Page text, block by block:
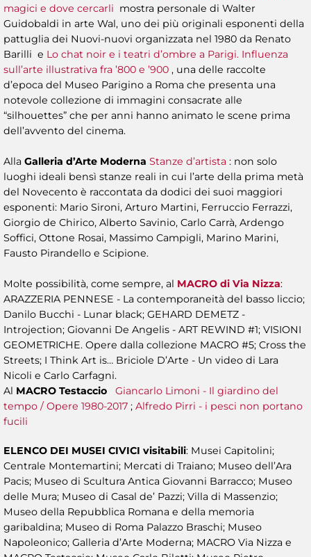
magici e dove cercarli mostra personale di Walter
Guidobaldi in arte Wal, uno dei più originali esponenti della
pattuglia dei Nuovi-nuovi organizzata nel 1980 da Renato
Barilli e Lo chat noir e i teatri d’ombre a Parigi. Influenza
sull’arte illustrativa fra ’800 e ’900 , una delle raccolte
d’epoca del Museo Parigino a Roma che presenta una
notevole collezione di immagini consacrate alle
“silhouettes” che per anni hanno animato le scene prima
dell’avvento del cinema.
Alla Galleria d’Arte Moderna Stanze d’artista : non solo
luoghi ideali bensì stanze reali in cui l’arte della prima metà
del Novecento è raccontata da dodici dei suoi maggiori
esponenti: Mario Sironi, Arturo Martini, Ferruccio Ferrazzi,
Giorgio de Chirico, Alberto Savinio, Carlo Carrà, Ardengo
Soffici, Ottone Rosai, Massimo Campigli, Marino Marini,
Fausto Pirandello e Scipione.
Molte possibilità, come sempre, al MACRO di Via Nizza:
ARAZZERIA PENNESE - La contemporaneità del basso liccio;
Danilo Bucchi - Lunar black; GEHARD DEMETZ -
Introjection; Giovanni De Angelis - ART REWIND #1; VISIONI
GEOMETRICHE. Opere dalla collezione MACRO #5; Cross the
Streets; I Think Art is… Briciole D’Arte - Un video di Lara
Nicoli e Carlo Carfagni.
Al MACRO Testaccio
Giancarlo Limoni - Il giardino del
tempo / Opere 1980-2017 ; Alfredo Pirri - i pesci non portano
fucili
ELENCO DEI MUSEI CIVICI visitabili: Musei Capitolini;
Centrale Montemartini; Mercati di Traiano; Museo dell’Ara
Pacis; Museo di Scultura Antica Giovanni Barracco; Museo
delle Mura; Museo di Casal de’ Pazzi; Villa di Massenzio;
Museo della Repubblica Romana e della memoria
garibaldina; Museo di Roma Palazzo Braschi; Museo
Napoleonico; Galleria d’Arte Moderna; MACRO Via Nizza e